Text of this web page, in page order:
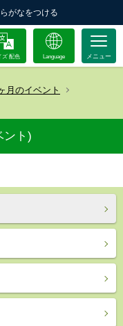
がなをつける
ズ 配色 Language
月のイベント
ント)